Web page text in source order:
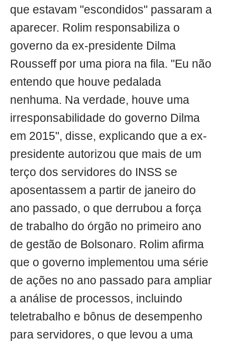
que estavam "escondidos" passaram a
aparecer. Rolim responsabiliza o
governo da ex-presidente Dilma
Rousseff por uma piora na fila. "Eu não
entendo que houve pedalada
nenhuma. Na verdade, houve uma
irresponsabilidade do governo Dilma
em 2015", disse, explicando que a ex-
presidente autorizou que mais de um
terço dos servidores do INSS se
aposentassem a partir de janeiro do
ano passado, o que derrubou a força
de trabalho do órgão no primeiro ano
de gestão de Bolsonaro. Rolim afirma
que o governo implementou uma série
de ações no ano passado para ampliar
a análise de processos, incluindo
teletrabalho e bônus de desempenho
para servidores, o que levou a uma